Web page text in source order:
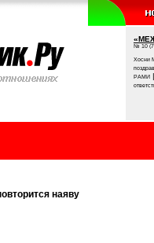
№ 10
Хосни
РАМИ
наяву